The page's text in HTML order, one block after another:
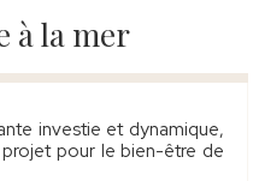
à la mer
investie et dynamique,
pour le bien-être de